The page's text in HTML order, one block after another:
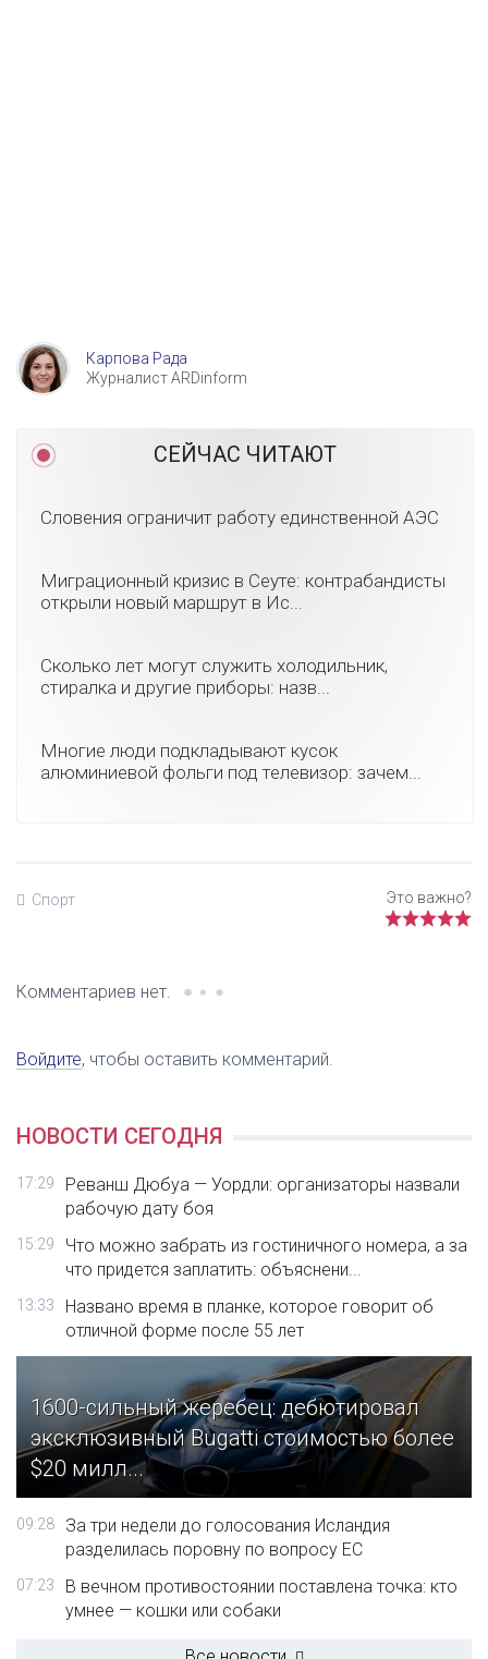
Карпова Рада
Журналист ARDinform
СЕЙЧАС ЧИТАЮТ
Словения ограничит работу единственной АЭС
Миграционный кризис в Сеуте: контрабандисты
открыли новый маршрут в Ис...
Сколько лет могут служить холодильник,
стиралка и другие приборы: назв...
Многие люди подкладывают кусок
алюминиевой фольги под телевизор: зачем...
Спорт
Комментариев нет.
Войдите, чтобы оставить комментарий.
НОВОСТИ СЕГОДНЯ
17:29
Реванш Дюбуа — Уордли: организаторы назвали
рабочую дату боя
15:29
Что можно забрать из гостиничного номера, а за
что придется заплатить: объяснени...
13:33
Названо время в планке, которое говорит об
отличной форме после 55 лет
1600-сильный жеребец: дебютировал
эксклюзивный Bugatti стоимостью более
$20 милл...
09:28
За три недели до голосования Исландия
разделилась поровну по вопросу ЕС
07:23
В вечном противостоянии поставлена точка: кто
умнее — кошки или собаки